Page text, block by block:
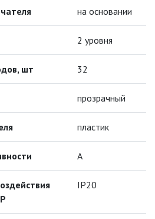
НАСТОЛЬНЫЕ СВЕТИЛЬНИКИ СО
ОТВЕРТКИ
ПАЯЛЬНОЕ ОБОРУДОВАНИЕ
ПОДВЕСНЫЕ ЛОФТ
на основании
2 уровня
шт 32
прозрачный
пластик
А
IP20